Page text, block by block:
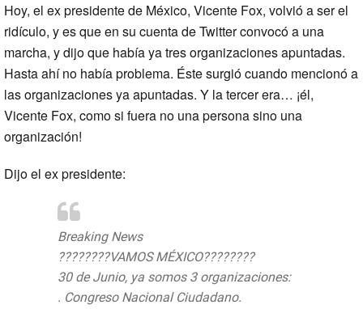
Hoy, el ex presidente de México, Vicente Fox, volvió a ser el
ridículo, y es que en su cuenta de Twitter convocó a una
marcha, y dijo que había ya tres organizaciones apuntadas.
Hasta ahí no había problema. Éste surgió cuando mencionó a
las organizaciones ya apuntadas. Y la tercer era… ¡él,
Vicente Fox, como si fuera no una persona sino una
organización!
Dijo el ex presidente:
Breaking News
????????VAMOS MÉXICO????????
30 de Junio, ya somos 3 organizaciones:
. Congreso Nacional Ciudadano.